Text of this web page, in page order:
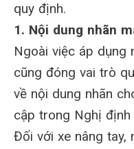
quy định.
1. Nội dung nhãn
Ngoài việc áp dụng
cũng đóng vai trò
về nội dung nhãn
cập trong Nghị
Đối với xe nâng tay,